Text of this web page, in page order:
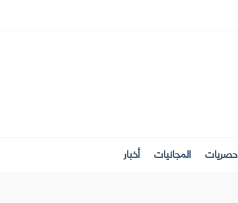
حصريات المجانيات أخبار